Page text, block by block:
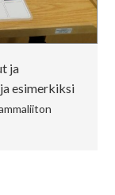
ja
esimerkiksi